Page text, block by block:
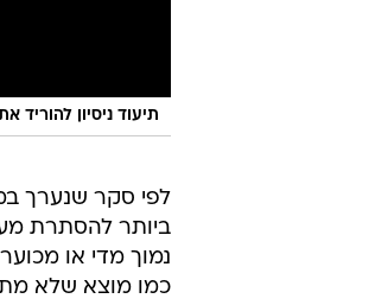
תיעוד ניסיון להוריד את בן
לפי סקר שנערך
ביותר להסתרת
נמוך מדי או
כמו מוצא שלא